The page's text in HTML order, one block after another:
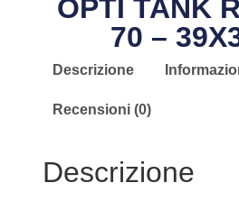
OPTI TANK
70 –
Descrizione
Recensioni (0)
Descrizione